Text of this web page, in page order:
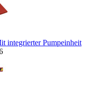
integrierter Pumpeinheit